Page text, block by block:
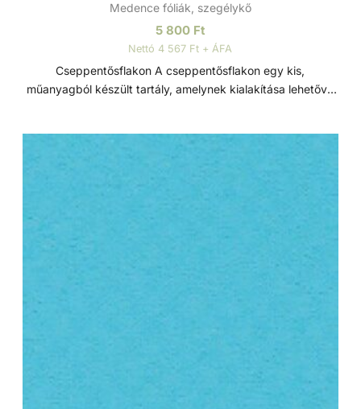
Medence fóliák, szegélykő
5 800 Ft
Nettó 4 567 Ft + ÁFA
Cseppentősflakon A cseppentősflakon egy kis,
műanyagból készült tartály, amelynek kialakítása lehetővé